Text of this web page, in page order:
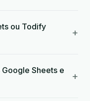
ou Todify
+
Sheets e
+